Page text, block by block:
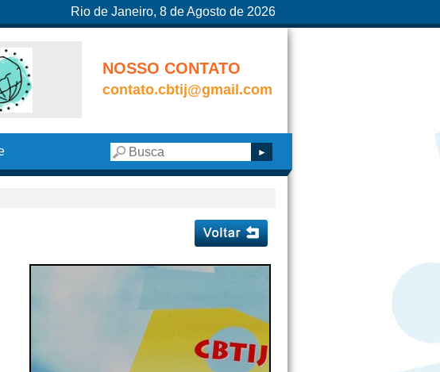
Rio de Janeiro, 8 de Agosto de 2026
NOSSO CONTATO
contato.cbtij@gmail.com